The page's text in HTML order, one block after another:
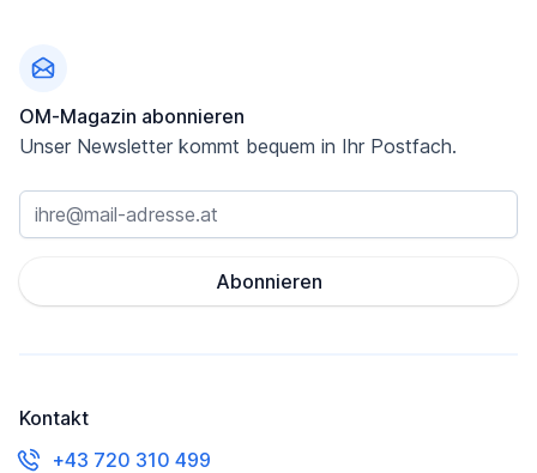
OM-Magazin abonnieren
Unser Newsletter kommt bequem in Ihr Postfach.
Abonnieren
Kontakt
+43 720 310 499